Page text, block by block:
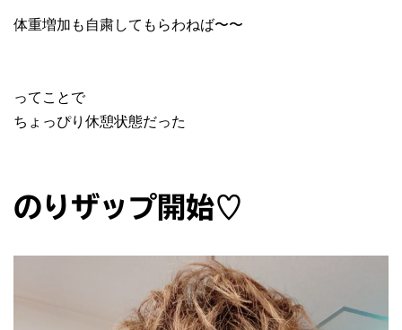
体重増加も自粛してもらわねば〜〜
ってことで
ちょっぴり休憩状態だった
のりザップ開始♡